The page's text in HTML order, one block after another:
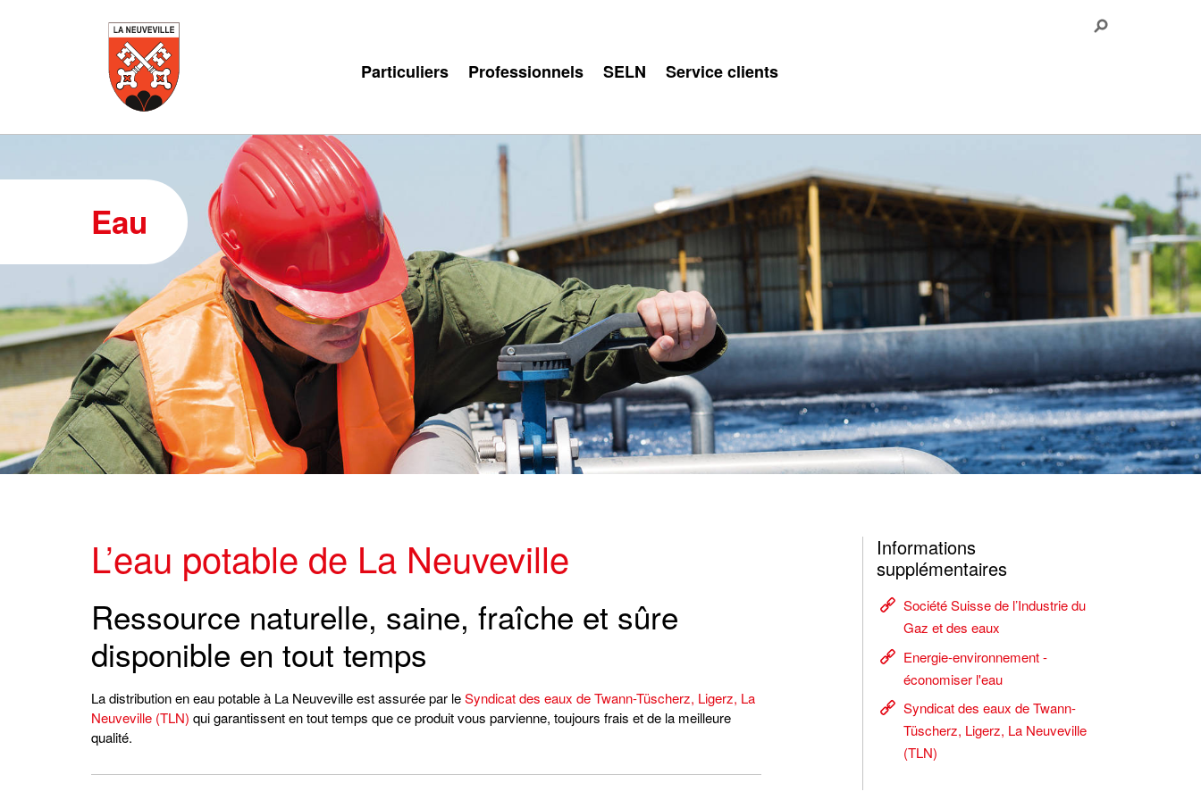
Particuliers Professionnels SELN Service clients
Eau
L’eau potable de La Neuveville
Ressource naturelle, saine, fraîche et sûre
disponible en tout temps
La distribution en eau potable à La Neuveville est assurée par leSyndicat des eaux de Twann-Tüscherz, Ligerz, La
Neuveville (TLN) qui garantissent en tout temps que ce produit vous parvienne, toujours frais et de la meilleure
qualité.
Informations
supplémentaires
Société Suisse de l’Industrie du
Gaz et des eaux
Energie-environnement -
économiser l'eau
Syndicat des eaux de Twann-
Tüscherz, Ligerz, La Neuveville
(TLN)